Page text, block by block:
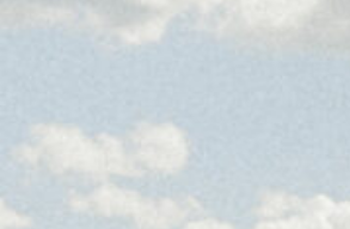
In unseren
Folge "Heilige Nacht" von
Wheinachts